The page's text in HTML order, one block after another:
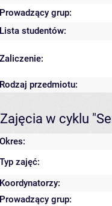
Prowadzący grup:
Lista studentów:
Zaliczenie:
Rodzaj przedmiotu:
Zajęcia w cyklu
Okres:
Typ zajęć:
Koordynatorzy:
Prowadzący grup: